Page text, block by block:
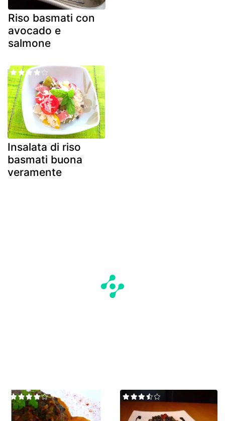
Riso basmati con
avocado e
salmone
Insalata di riso
basmati buona
veramente